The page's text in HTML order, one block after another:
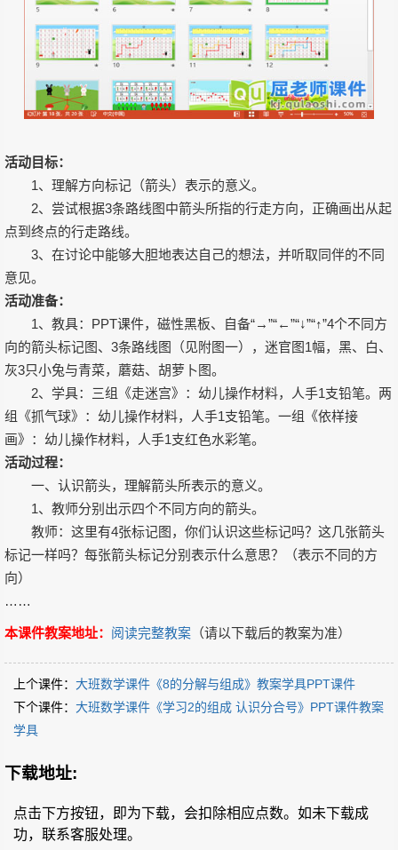
活动目标：
1、理解方向标记（箭头）表示的意义。
2、尝试根据3条路线图中箭头所指的行走方向，正确画出从起
点到终点的行走路线。
3、在讨论中能够大胆地表达自己的想法，并听取同伴的不同
意见。
活动准备：
1、教具：PPT课件，磁性黑板、自备“→”“←”“↓”“↑”4个不同方
向的箭头标记图、3条路线图（见附图一），迷官图1幅，黑、白、
灰3只小兔与青菜，蘑菇、胡萝卜图。
2、学具：三组《走迷宫》：幼儿操作材料，人手1支铅笔。两
组《抓气球》：幼儿操作材料，人手1支铅笔。一组《依样接
画》：幼儿操作材料，人手1支红色水彩笔。
活动过程：
一、认识箭头，理解箭头所表示的意义。
1、教师分别出示四个不同方向的箭头。
教师：这里有4张标记图，你们认识这些标记吗？这几张箭头
标记一样吗？每张箭头标记分别表示什么意思？（表示不同的方
向）
……
本课件教案地址： 阅读完整教案 （请以下载后的教案为准）
上个课件： 大班数学课件《8的分解与组成》教案学具PPT课件
下个课件： 大班数学课件《学习2的组成 认识分合号》PPT课件教案
学具
下载地址:
点击下方按钮，即为下载，会扣除相应点数。如未下载成
功，联系客服处理。